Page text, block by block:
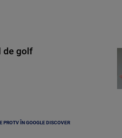
de golf
PROTV ÎN GOOGLE DISCOVER